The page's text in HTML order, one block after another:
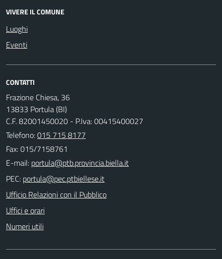
VIVERE IL COMUNE
Luoghi
Eventi
CONTATTI
Frazione Chiesa, 36
13833 Portula (BI)
C.F. 82001450020 - P.Iva: 00415400027
Telefono:015 715 8177
Fax: 015/7158761
E-mail:
PEC:
Ufficio Relazioni con il Pubblico
Uffici e orari
Numeri utili